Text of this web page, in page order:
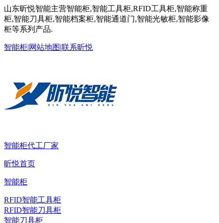
山东昕悦智能主营智能柜,智能工具柜,RFID工具柜,智能称重
柜,智能刀具柜,智能档案柜,智能通道门,智能光敏柜,智能影像
柜等系列产品.
智能柜|网站地图|联系昕悦
智能柜代工厂家
昕悦首页
智能柜
RFID智能工具柜
RFID智能刀具柜
智能刀具柜